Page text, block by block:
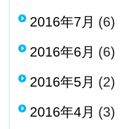
2016年7月 (6)
2016年6月 (6)
2016年5月 (2)
2016年4月 (3)